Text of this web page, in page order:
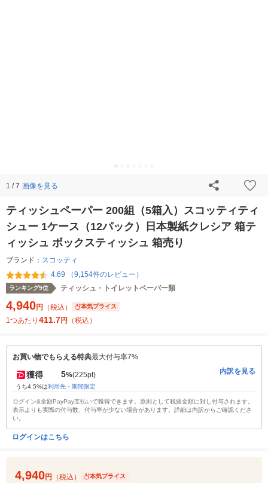
1 / 7 画像を見る
ティッシュペーパー 200組（5箱入）スコッティティ
シュー 1ケース（12パック）日本製紙クレシア 箱テ
ィッシュ ボックスティッシュ 箱売り
ブランド： スコッティ
4.69 （9,154件のレビュー）
ランキング9位 ティッシュ・トイレットペーパー類
4,940円 （税込） 本気プライス
1つあたり 411.7円 （税込）
お買い物でもらえる特典最大付与率7%
獲得 5%(225pt)
うち4.5%は利用先・期間限定
内訳を見る
ログイン&全額PayPay支払いで獲得できます。原則として税抜金額に対し付与されます。
表示よりも実際の付与数、付与率が少ない場合があります。詳細は内訳からご確認くださ
い。
ログインはこちら
4,940円 （税込） 本気プライス